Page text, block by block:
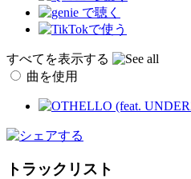
すべてを表示する
曲を使用
トラックリスト